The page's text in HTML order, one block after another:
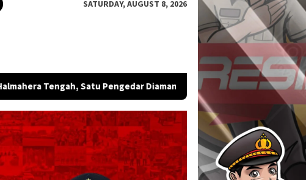
SATURDAY, AUGUST 8, 2026
Pengedar Diamankan Bintara Remaja Brimob Malut Sabet